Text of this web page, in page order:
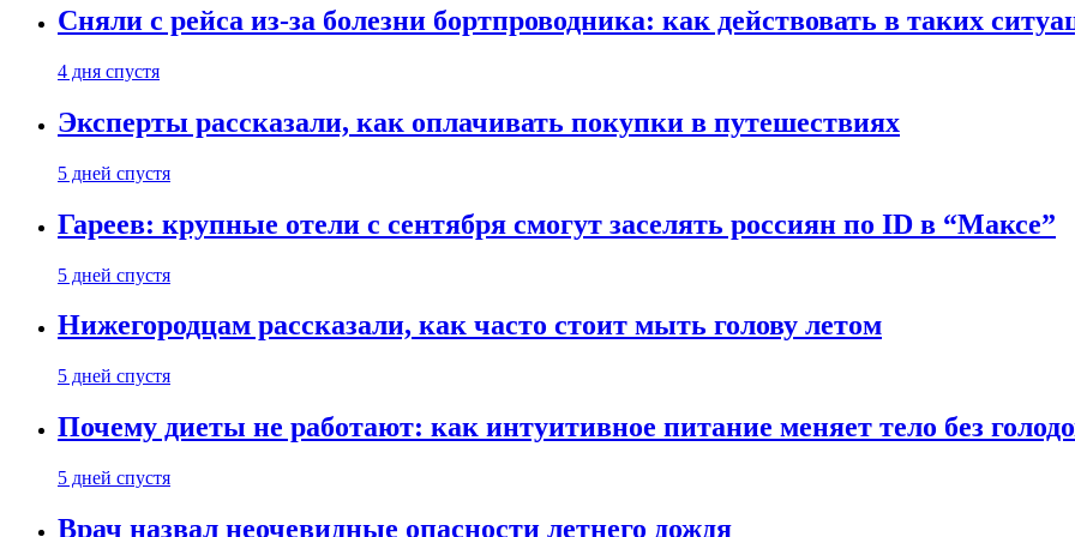
Сняли с рейса из-за болезни бортпроводника: как действовать в таких
4 дня спустя
Эксперты рассказали, как оплачивать покупки в путешествиях
5 дней спустя
Гареев: крупные отели с сентября смогут заселять россиян по ID в “Максе”
5 дней спустя
Нижегородцам рассказали, как часто стоит мыть голову летом
5 дней спустя
Почему диеты не работают: как интуитивное питание меняет тело без
5 дней спустя
Врач назвал неочевидные опасности летнего дождя